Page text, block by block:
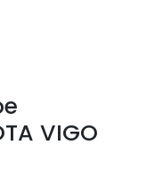
VIGO